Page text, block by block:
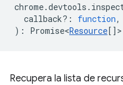
chrome.devtools .
callback? : function,
) : Promise<Resource[] >
Recupera la lista de